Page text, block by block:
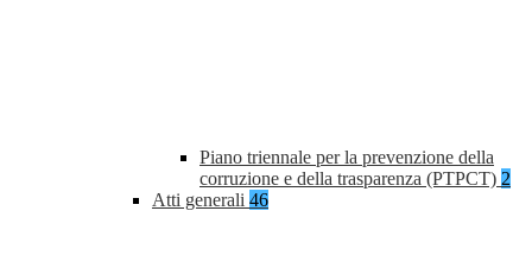
Piano triennale per la prevenzione della
corruzione e della trasparenza (PTPCT) 2
Atti generali 46